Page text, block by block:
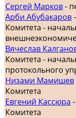
Сергей Марков-
Арби Абубакаров
Комитета -
Вячеслав
Комитета -
протокольного
Низами Мамишев
Комитета
Евгений Кассюра
Комитета